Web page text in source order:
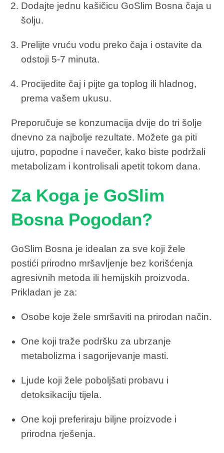
Dodajte jednu kašičicu GoSlim Bosna čaja u
šolju.
Prelijte vruću vodu preko čaja i ostavite da
odstoji 5-7 minuta.
Procijedite čaj i pijte ga toplog ili hladnog,
prema vašem ukusu.
Preporučuje se konzumacija dvije do tri šolje
dnevno za najbolje rezultate. Možete ga piti
ujutro, popodne i navečer, kako biste podržali
metabolizam i kontrolisali apetit tokom dana.
Za Koga je GoSlim
Bosna Pogodan?
GoSlim Bosna je idealan za sve koji žele
postići prirodno mršavljenje bez korišćenja
agresivnih metoda ili hemijskih proizvoda.
Prikladan je za:
Osobe koje žele smršaviti na prirodan način.
One koji traže podršku za ubrzanje
metabolizma i sagorijevanje masti.
Ljude koji žele poboljšati probavu i
detoksikaciju tijela.
One koji preferiraju biljne proizvode i
prirodna rješenja.